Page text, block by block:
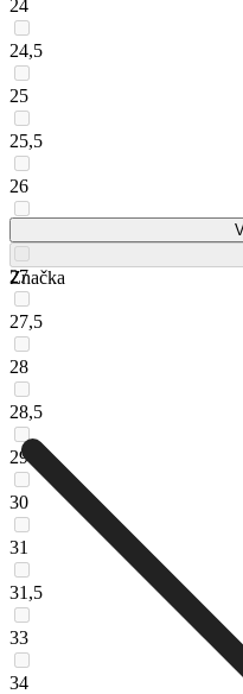
24
24,5
25
25,5
26
27
27,5
28
28,5
29
30
31
31,5
33
34
Značka